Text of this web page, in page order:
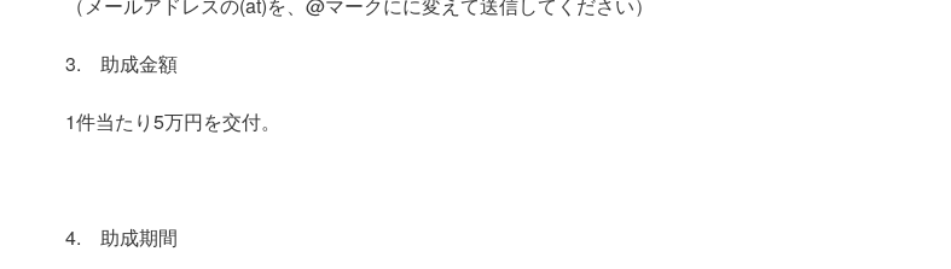
（メールアドレスの(at)を、@マークにに変えて送信してください）
3. 助成金額
1件当たり5万円を交付。
4. 助成期間